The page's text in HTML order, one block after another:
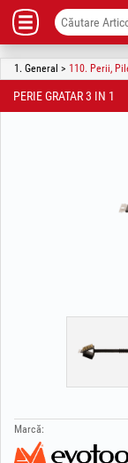
1. General > 110. Perii,
PERIE GRATAR 3 IN 1
Marcă: